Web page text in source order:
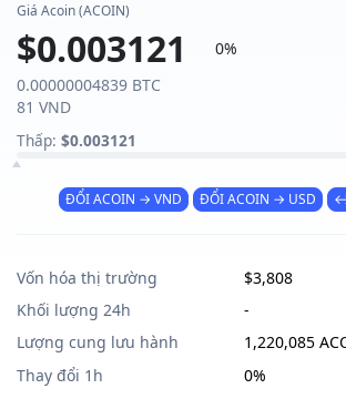
Giá Acoin (ACOIN)
$0.003121
0%
0.00000004839 BTC
81 VND
Thấp: $0.003121
ĐỔI ACOIN → VND ĐỔI ACOIN → USD ↔
Vốn hóa thị trường
$3,808
Khối lượng 24h
-
Lượng cung lưu hành
1,220,085
Thay đổi 1h
0%